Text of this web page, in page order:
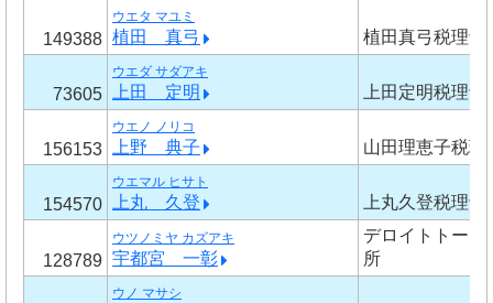
149388
ウエタ マユミ
植田 真弓 植田真弓税理士
73605
ウエダ サダアキ
上田 定明 上田定明税理士
156153
ウエノ ノリコ
上野 典子 山田理恵子税理
154570
ウエマル ヒサト
上丸 久登 上丸久登税理士
128789
ウツノミヤ カズアキ
宇都宮 一彰
デロイトトー
所
ウノ マサシ